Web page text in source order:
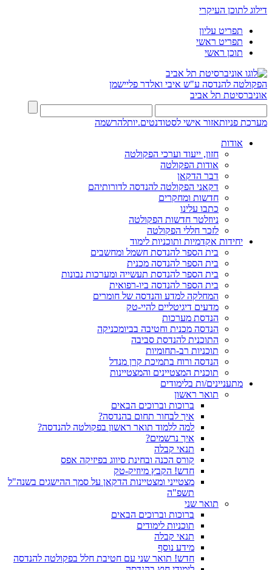
דילוג לתוכן העיקרי
תפריט עליון
תפריט ראשי
תוכן ראשי
הפקולטה להנדסה ע"ש איבי ואלדר פליישמן
אוניברסיטת תל אביב
מערכת פניותאזור אישי לסטודנטים.יותלהרשמה
אודות
חזון, ייעוד וערכי הפקולטה
אודות הפקולטה
דבר הדקאן
דקאני הפקולטה להנדסה לדורותיהם
חדשות ומחקרים
כתבו עלינו
ניוזלטר חדשות הפקולטה
לזכר חללי הפקולטה
יחידות אקדמיות ותוכניות לימוד
בית הספר להנדסת חשמל ומחשבים
בית הספר להנדסה מכנית
בית הספר להנדסת תעשייה ומערכות נבונות
בית הספר להנדסה ביו-רפואית
המחלקה למדע והנדסה של חומרים
מדעים דיגיטליים להיי-טק
הנדסת מערכות
הנדסה מכנית וחטיבה בביומכניקה
התוכנית להנדסת סביבה
תוכניות רב-תחומיות
הנדסה ורוח בתמיכת קרן מנדל
תוכנית המצטיינים והמצטיינות
מתעניינים/ות בלימודים
תואר ראשון
ברוכות וברוכים הבאים
איך לבחור תחום בהנדסה?
למה ללמוד תואר ראשון בפקולטה להנדסה?
איך נרשמים?
תנאי קבלה
קורס הכנה ובחינת סיווג בפיזיקה אפס
חדש! הקבץ מיוזיק-טק
מצטייני ומצטיינות הדקאן על סמך ההישגים בשנה"ל
תשפ"ה
תואר שני
ברוכות וברוכים הבאים
תוכניות לימודים
תנאי קבלה
מידע נוסף
חדש! תואר שני עם חטיבת חלל בפקולטה להנדסה